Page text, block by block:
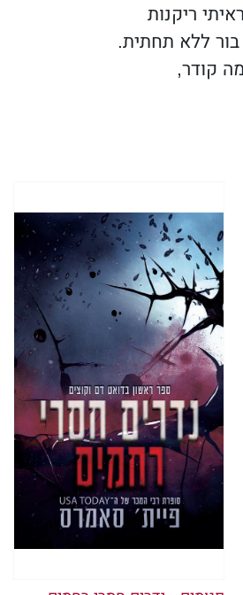
מכיל. הוא
הדמויות, היו
השונות זו מזו
הדברים שלא
כשאתם פשוט
על קצה
ריקנות
ללא תחתית.
קודר,
להתחבר
מוכן לשחרר. הוא
שלי, חשבתי
להשלים